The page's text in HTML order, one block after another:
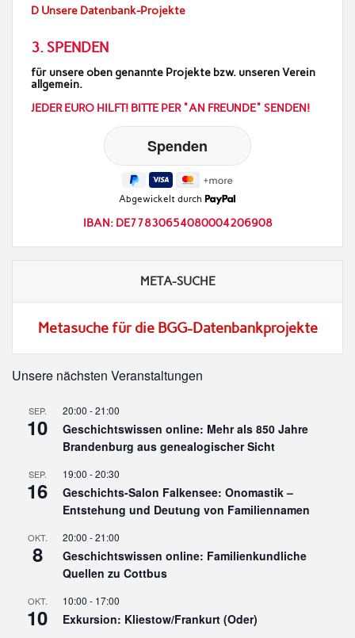
D Unsere Datenbank-Projekte
3. SPENDEN
für unsere oben genannte Projekte bzw. unseren Verein
allgemein.
JEDER EURO HILFT! BITTE PER "AN FREUNDE" SENDEN!
Abgewickelt durch
IBAN: DE77830654080004206908
META-SUCHE
Metasuche für die BGG-Datenbankprojekte
Unsere nächsten Veranstaltungen
SEP.
10
20:00 -21:00
Geschichtswissen online: Mehr als 850 Jahre
Brandenburg aus genealogischer Sicht
SEP.
16
19:00 -20:30
Geschichts-Salon Falkensee: Onomastik –
Entstehung und Deutung von Familiennamen
OKT.
8
20:00 -21:00
Geschichtswissen online: Familienkundliche
Quellen zu Cottbus
OKT.
10
10:00 - 17:00
Exkursion: Kliestow/Frankurt (Oder)